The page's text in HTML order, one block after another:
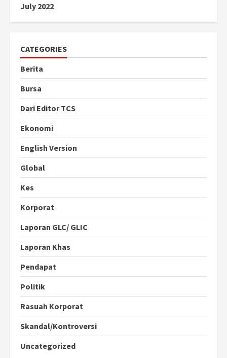
July 2022
CATEGORIES
Berita
Bursa
Dari Editor TCS
Ekonomi
English Version
Global
Kes
Korporat
Laporan GLC/ GLIC
Laporan Khas
Pendapat
Politik
Rasuah Korporat
Skandal/Kontroversi
Uncategorized